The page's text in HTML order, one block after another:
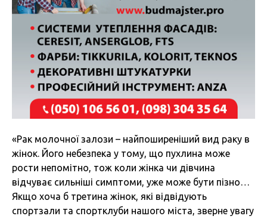
«Рак молочної залози – найпоширеніший вид раку в
жінок. Його небезпека у тому, що пухлина може
рости непомітно, тож коли жінка чи дівчина
відчуває сильніші симптоми, уже може бути пізно…
Якщо хоча б третина жінок, які відвідують
спортзали та спортклуби нашого міста, зверне увагу